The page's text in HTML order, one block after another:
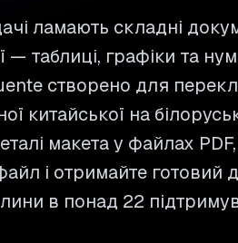
ламають складні
— таблиці, графіки та
створено для
китайської на
макета у файлах PDF,
і отримайте готовий
в понад 22